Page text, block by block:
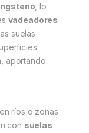
, lo
vadeadores
suelas
aportando
ríos o zonas
con suelas